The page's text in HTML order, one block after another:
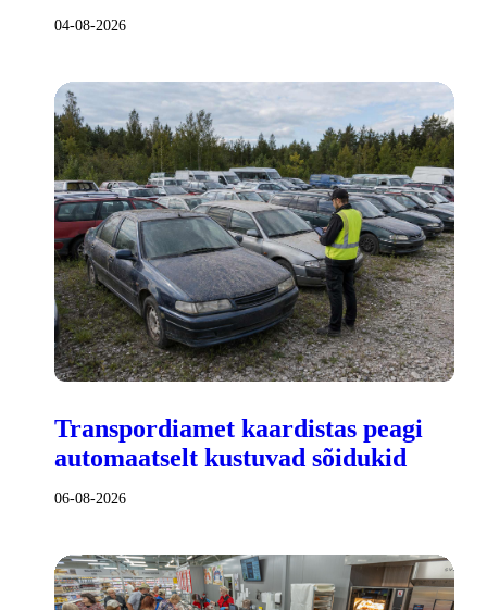
04-08-2026
Transpordiamet kaardistas peagi
automaatselt kustuvad sõidukid
06-08-2026